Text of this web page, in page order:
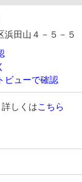
浜田山４－５－５
ビューで確認
うゆう
しくはこちら